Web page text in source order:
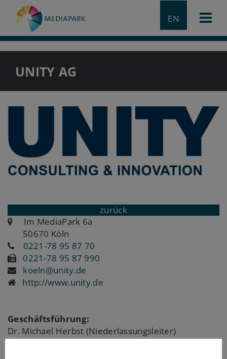
EN
UNITY AG
zurück
Im MediaPark 6a
50670 Köln
0221-78 95 87 70
0221-78 95 87 990
koeln@unity.de
http://www.unity.de
Geschäftsführung:
Dr. Michael Herbst (Niederlassungsleiter)